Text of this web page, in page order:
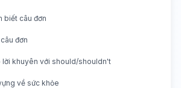
biết câu đơn
đơn
lời khuyên với should/shouldn't
về sức khỏe